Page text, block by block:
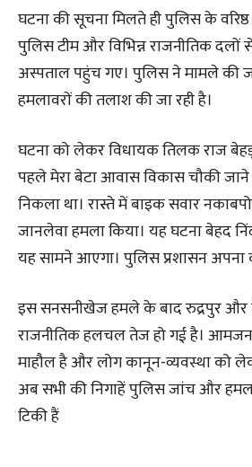
घटना की सूचना मिलते ही पुलिस के
पुलिस टीम और विभिन्न राजनीतिक
अस्पताल पहुंच गए। पुलिस ने मामले की
हमलावरों की तलाश की जा रही है।
घटना को लेकर विधायक तिलक राज
पहले मेरा बेटा आवास विकास चौकी
निकला था। रास्ते में बाइक सवार
जानलेवा हमला किया। यह घटना बेहद
यह सामने आएगा। पुलिस प्रशासन अपना
इस सनसनीखेज हमले के बाद रुद्रपुर और
राजनीतिक हलचल तेज हो गई है।
माहौल है और लोग कानून-व्यवस्था को
अब सभी की निगाहें पुलिस जांच और
टिकी हैं